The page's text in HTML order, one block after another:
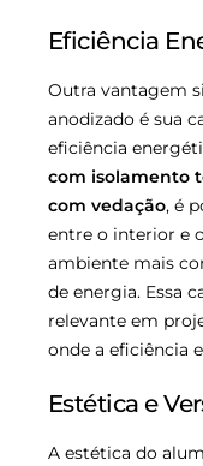
Eficiência
Outra vantagem
anodizado é sua
eficiência
com isolamento
com vedação, é
entre o interior e
ambiente mais
de energia. Essa
relevante em
onde a eficiência
Estética e
A estética do